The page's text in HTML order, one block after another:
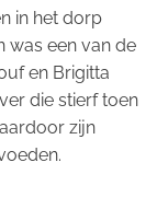
in het dorp
was een van de
en Brigitta
die stierf toen
zijn